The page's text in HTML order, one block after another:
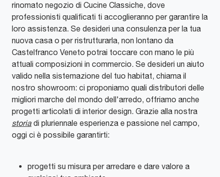
rinomato negozio di Cucine Classiche, dove
professionisti qualificati ti accoglieranno per garantire la
loro assistenza. Se desideri una consulenza per la tua
nuova casa o per ristrutturarla, non lontano da
Castelfranco Veneto potrai toccare con mano le più
attuali composizioni in commercio. Se desideri un aiuto
valido nella sistemazione del tuo habitat, chiama il
nostro showroom: ci proponiamo quali distributori delle
migliori marche del mondo dell'arredo, offriamo anche
progetti articolati di interior design. Grazie alla nostra
storia di pluriennale esperienza e passione nel campo,
oggi ci è possibile garantirti:
progetti su misura per arredare e dare valore a